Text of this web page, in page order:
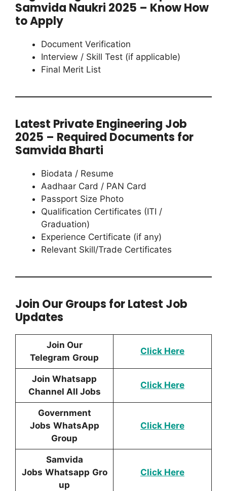
Samvida Naukri 2025 – Know How
to Apply
Document Verification
Interview / Skill Test (if applicable)
Final Merit List
Latest Private Engineering Job
2025 – Required Documents for
Samvida Bharti
Biodata / Resume
Aadhaar Card / PAN Card
Passport Size Photo
Qualification Certificates (ITI /
Graduation)
Experience Certificate (if any)
Relevant Skill/Trade Certificates
Join Our Groups for Latest Job
Updates
Join Our
Telegram Group
Click Here
Join Whatsapp
Channel All Jobs
Click Here
Government
Jobs WhatsApp
Group
Click Here
Samvida
Jobs Whatsapp Gro
up
Click Here